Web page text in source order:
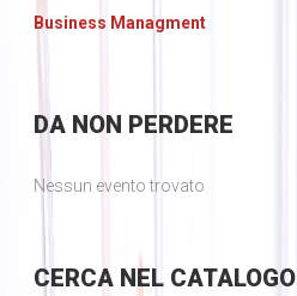
Business Managment
DANON PERDERE
Nessun evento trovato
CERCANEL CATALOGO